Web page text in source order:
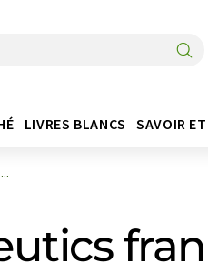
LIVRES BLANCS SAVOIR